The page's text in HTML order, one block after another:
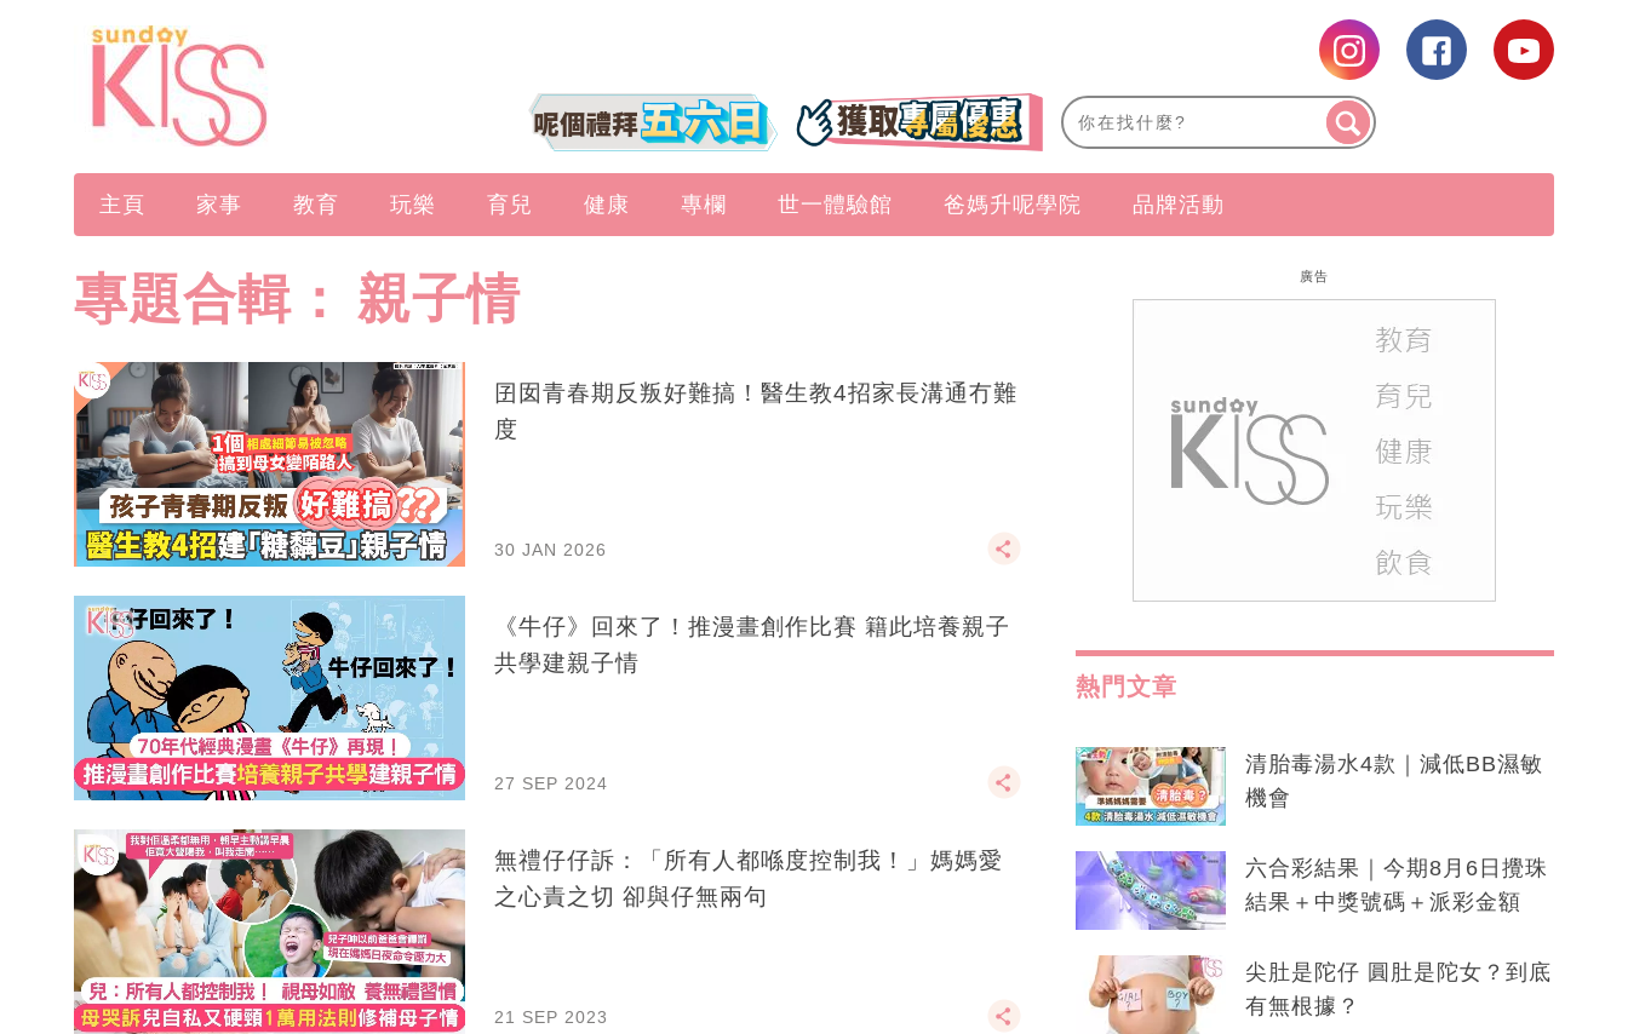
主頁 家事 教育 玩樂 育兒 健康 專欄 世一體驗館 爸媽升呢學院 品牌活動
專題合輯： 親子情
囝囡青春期反叛好難搞！醫生教4招家長溝通冇難
度
30 JAN 2026
《牛仔》回來了！推漫畫創作比賽 籍此培養親子
共學建親子情
27 SEP 2024
無禮仔仔訴：「所有人都喺度控制我！」媽媽愛
之心責之切 卻與仔無兩句
21 SEP 2023
廣告
熱門文章
清胎毒湯水4款｜減低BB濕敏
機會
六合彩結果｜今期8月6日攪珠
結果＋中獎號碼＋派彩金額
尖肚是陀仔 圓肚是陀女？到底
有無根據？